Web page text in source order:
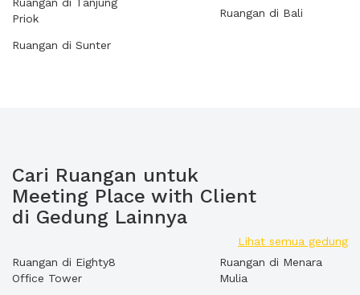
Priok
Ruangan di Sunter
Ruangan di Bali
Cari Ruangan untuk
Meeting Place with Client
di Gedung Lainnya
Lihat semua gedung
Ruangan di Eighty8
Office Tower
Ruangan di Menara
Mulia